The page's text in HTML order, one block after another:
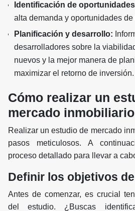
Identificación de
alta demanda y oportunidades
Planificación y desarrollo:
desarrolladores sobre la
nuevos y la mejor manera de
maximizar el retorno de inversión.
Cómo realizar un
mercado inmobiliario
Realizar un estudio de mercado
pasos meticulosos. A
proceso detallado para llevar a
Definir los objetivos
Antes de comenzar, es crucial
del estudio. ¿Buscas